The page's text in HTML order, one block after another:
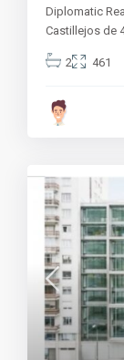
Diplomatic
Castillejos de
2 461